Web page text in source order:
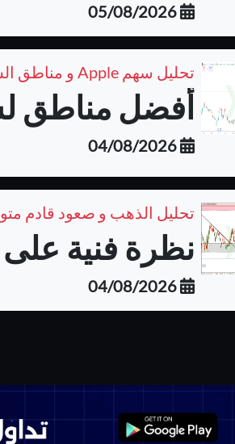
05/08/2026
تحليل سهم Apple و مناطق الشراء المتوقعة على الفريم اليومي
أفضل مناطق
04/08/2026
تحليل الذهب و صعود قادم
نظرة فنية
04/08/2026